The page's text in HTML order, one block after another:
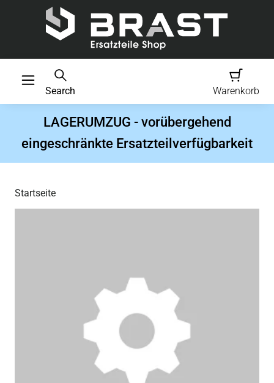
Search Warenkorb
LAGERUMZUG - vorübergehend
eingeschränkte Ersatzteilverfügbarkeit
Startseite